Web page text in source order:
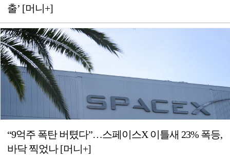
출’ [머니+]
“9억주 폭탄 버텼다”…스페이스X 이틀새 23% 폭등,
바닥 찍었나 [머니+]